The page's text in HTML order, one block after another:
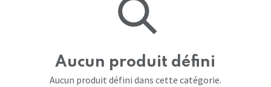
Aucun produit défini
Aucun produit défini dans cette catégorie.